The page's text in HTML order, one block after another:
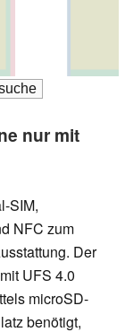
nur mit
SIM,
NFC zum
Der
UFS 4.0
microSD-
benötigt,